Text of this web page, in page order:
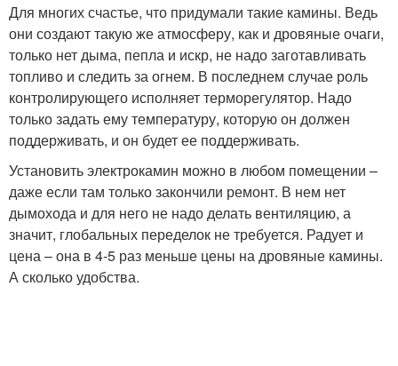
Для многих счастье, что придумали такие камины. Ведь
они создают такую же атмосферу, как и дровяные очаги,
только нет дыма, пепла и искр, не надо заготавливать
топливо и следить за огнем. В последнем случае роль
контролирующего исполняет терморегулятор. Надо
только задать ему температуру, которую он должен
поддерживать, и он будет ее поддерживать.
Установить электрокамин можно в любом помещении –
даже если там только закончили ремонт. В нем нет
дымохода и для него не надо делать вентиляцию, а
значит, глобальных переделок не требуется. Радует и
цена – она в 4-5 раз меньше цены на дровяные камины.
А сколько удобства.